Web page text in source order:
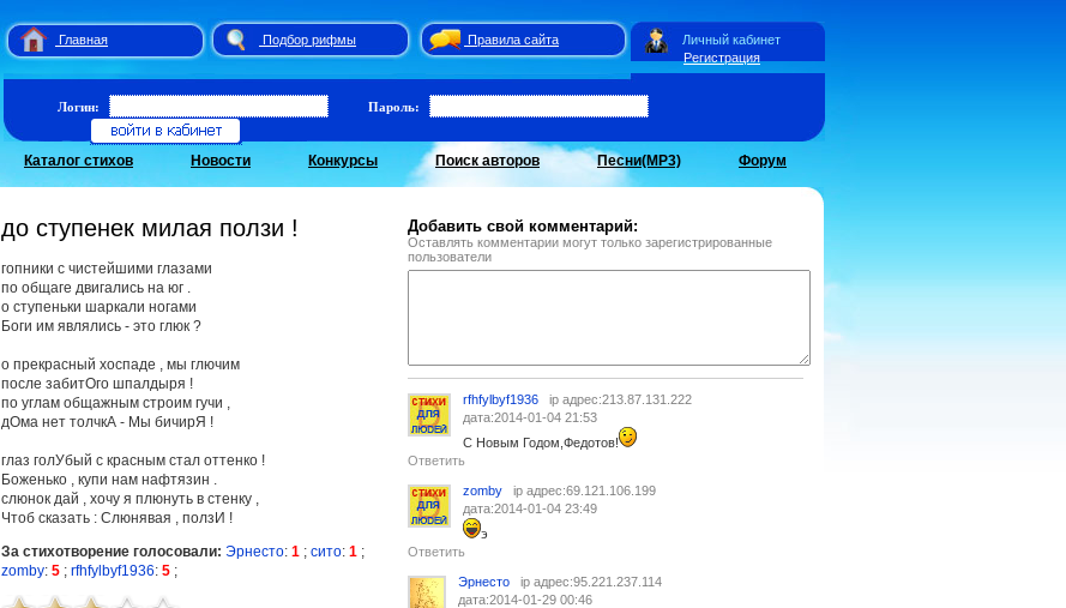
Главная Подбор рифмы
Правила сайта
Регистрация
Личный кабинет
Логин: Пароль:
Каталог стихов Новости Конкурсы Поиск авторов Песни(MP3) Форум
до ступенек милая ползи !
гопники с чистейшими глазами
по общаге двигались на юг .
о ступеньки шаркали ногами
Боги им являлись - это глюк ?
о прекрасный хоспаде , мы глючим
после забитОго шпалдыря !
по углам общажным строим гучи ,
дОма нет толчкА - Мы бичирЯ !
глаз голУбый с красным стал оттенко !
Боженько , купи нам нафтязин .
слюнок дай , хочу я плюнуть в стенку ,
Чтоб сказать : Слюнявая , ползИ !
За стихотворение голосовали: Эрнесто: 1 ; сито: 1 ;
zomby: 5 ; rfhfylbyf1936: 5 ;
Добавить свой комментарий:
Оставлять комментарии могут только зарегистрированные
пользователи
rfhfylbyf1936
ip адрес:213.87.131.222
дата:2014-01-04 21:53
С Новым Годом,Федотов!
Ответить
zomby
ip адрес:69.121.106.199
дата:2014-01-04 23:49
э
Ответить
Эрнесто
ip адрес:95.221.237.114
дата:2014-01-29 00:46